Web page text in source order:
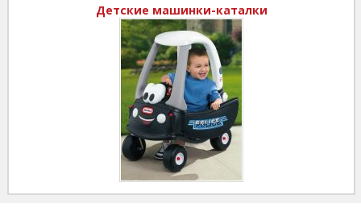
Детские машинки-каталки